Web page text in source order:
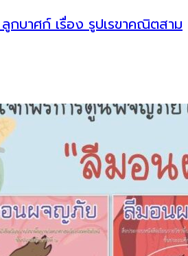
บาศก์ เรื่อง รูปเรขาคณิตสาม